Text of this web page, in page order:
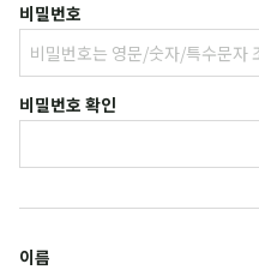
비밀번호
비밀번호 확인
이름